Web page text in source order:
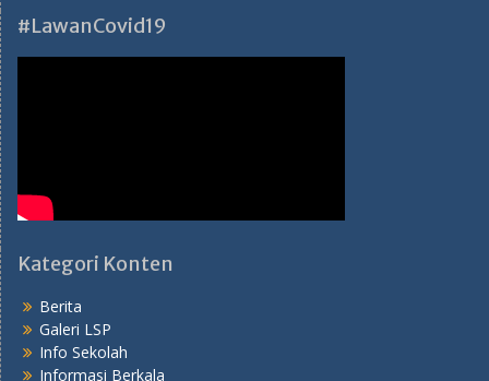
#LawanCovid19
Kategori Konten
Berita
Galeri LSP
Info Sekolah
Informasi Berkala